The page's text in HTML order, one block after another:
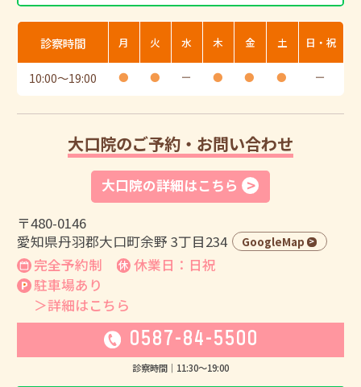
診察時間 月 火 水 木 金 土 日・祝
10:00〜19:00 ● ● ー ● ● ● ー
大口院のご予約・お問い合わせ
大口院の詳細はこちら
〒480-0146
愛知県丹羽郡大口町余野 3丁目234
GoogleMap
完全予約制
休業日：日祝
駐車場あり
＞詳細はこちら
0587-84-5500
診察時間｜ 11:30〜19:00